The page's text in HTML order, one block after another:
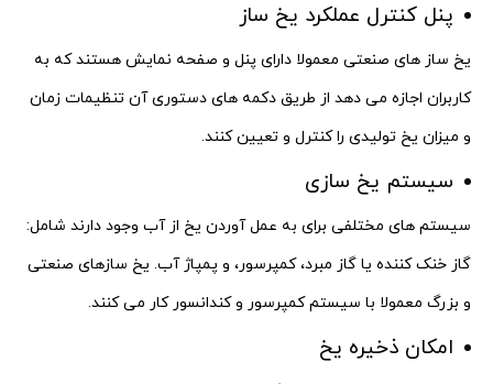
پنل کنترل عملکرد یخ ساز
یخ ساز های صنعتی معمولا دارای پنل و صفحه نمایش هستند که به
کاربران اجازه می دهد از طریق دکمه های دستوری آن تنظیمات زمان
و میزان یخ تولیدی را کنترل و تعیین کنند.
سیستم یخ سازی
سیستم های مختلفی برای به عمل آوردن یخ از آب وجود دارند شامل:
گاز خنک کننده یا گاز مبرد، کمپرسور، و پمپاژ آب. یخ سازهای صنعتی
و بزرگ معمولا با سیستم کمپرسور و کندانسور کار می کنند.
امکان ذخیره یخ